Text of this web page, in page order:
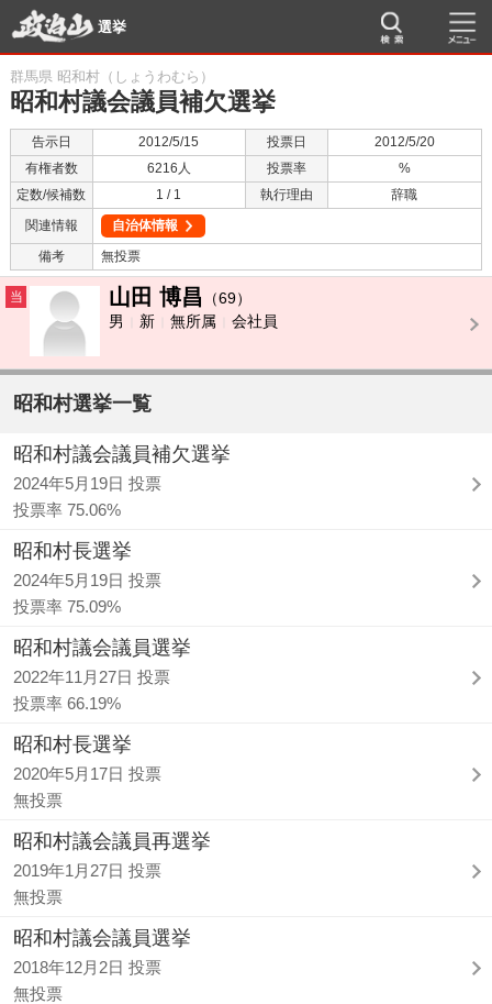
選挙
群馬県 昭和村（しょうわむら）
昭和村議会議員補欠選挙
告示日 2012/5/15 投票日
2012/5/20
有権者数
6216人 投票率
%
定数/候補数
1 / 1 執行理由
辞職
関連情報
自治体情報
備考
無投票
当 山田 博昌
（69）
男
新 無所属 会社員
昭和村選挙一覧
昭和村議会議員補欠選挙
2024年5月19日 投票
投票率 75.06%
昭和村長選挙
2024年5月19日 投票
投票率 75.09%
昭和村議会議員選挙
2022年11月27日 投票
投票率 66.19%
昭和村長選挙
2020年5月17日 投票
無投票
昭和村議会議員再選挙
2019年1月27日 投票
無投票
昭和村議会議員選挙
2018年12月2日 投票
無投票